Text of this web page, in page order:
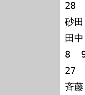
28
砂
田
8
27
斉